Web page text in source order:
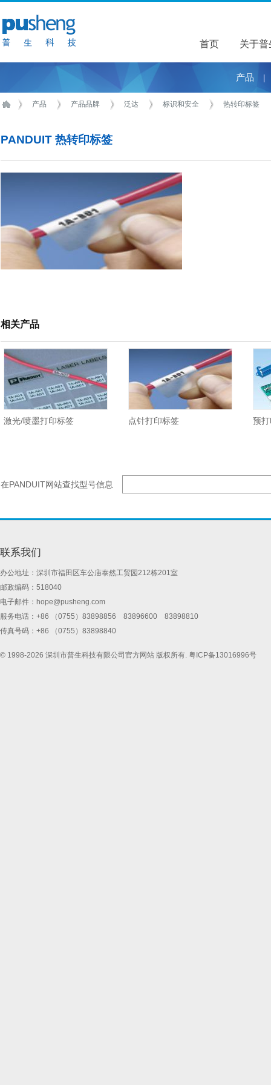
首页 关于普
关于普
产品
产品 产品品牌 泛达 标识和安全 热转印标签
PANDUIT 热转印标签
相关产品
激光/喷墨打印标签 点针打印标签 预
在PANDUIT网站查找型号信息
联系我们
办公地址：深圳市福田区车公庙泰然工贸园212栋201室
邮政编码：518040
电子邮件： hope@pusheng.com
服务电话：+86 （0755）83898856 83896600 83898810
传真号码：+86 （0755）83898840
© 1998-2026 深圳市普生科技有限公司官方网站 版权所有. 粤ICP备13016996号